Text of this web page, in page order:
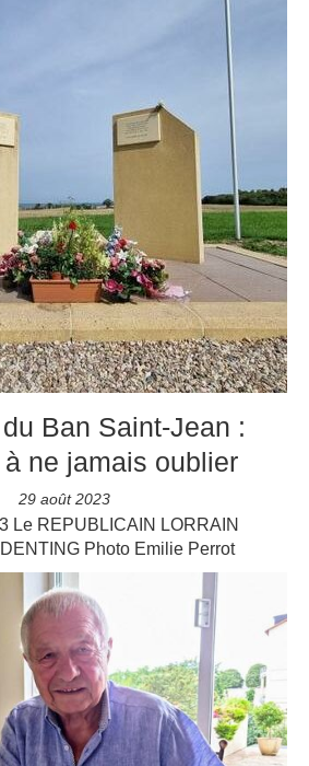
Ban Saint-Jean :
à ne jamais oublier
29 août 2023
Le REPUBLICAIN LORRAIN
Photo Emilie Perrot